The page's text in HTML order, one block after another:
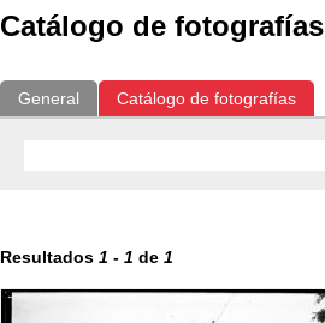
Catálogo de fotografías
General Catálogo de fotografías
Resultados 1 - 1 de 1